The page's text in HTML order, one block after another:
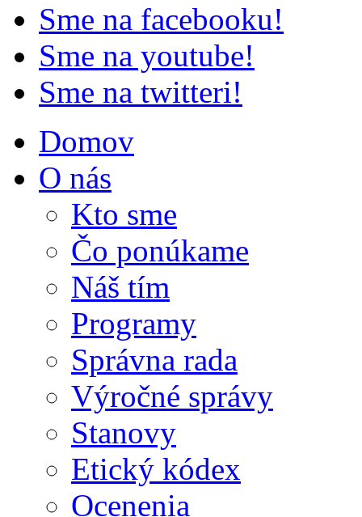
Sme na facebooku!
Sme na youtube!
Sme na twitteri!
Domov
O nás
Kto sme
Čo ponúkame
Náš tím
Programy
Správna rada
Výročné správy
Stanovy
Etický kódex
Ocenenia